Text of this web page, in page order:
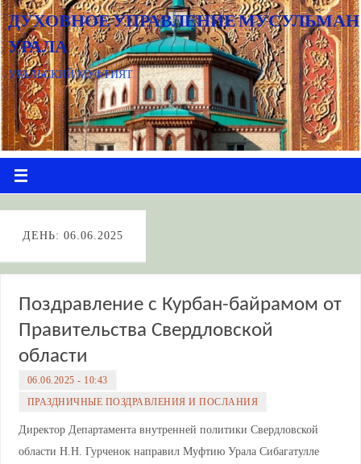
ДУХОВНОЕ УПРАВЛЕНИЕ МУСУЛЬМАН
УРАЛА
УРАЛЬСКИЙ МУФТИЯТ
ДЕНЬ: 06.06.2025
Поздравление с Курбан-байрамом от
Правительства Свердловской
области
06.06.2025 - 10:43
ПРАЗДНИЧНЫЕ ПОЗДРАВЛЕНИЯ И ПОСЛАНИЯ
Директор Департамента внутренней политики Свердловской
области Н.Н. Гурченок направил Муфтию Урала Сибагатулле